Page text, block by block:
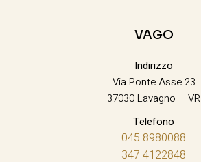
VAGO
Indirizzo
Via Ponte Asse 23
37030 Lavagno – VR
Telefono
045 8980088
347 4122848